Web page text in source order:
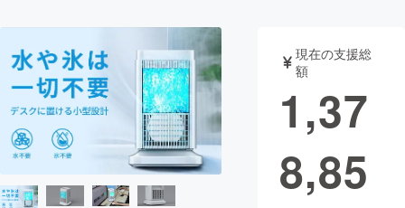
テクノロジー・ガジェット
映像・映画 書籍・雑誌
ビジネス・起業 チャレンジ
現在の支援総
額
1,37
8,85